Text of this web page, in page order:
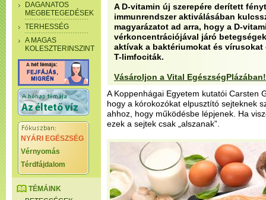
DAGANATOS
MEGBETEGEDÉSEK
TERHESSÉG
A MAGAS
KOLESZTERINSZINT
NYÁRI EGÉSZSÉG
Vérnyomás
Térdfájdalom
TÉMÁINK
A D-vitamin új szerepére derített
immunrendszer aktiválásában
magyarázatot ad arra, hogy a D-
vérkoncentrációjával járó
aktívak a baktériumokat és
T-limfociták.
Vásároljon a Vital EgészségPlázában!
A Koppenhágai Egyetem kutatói Carsten
hogy a kórokozókat elpusztító sejteknek
ahhoz, hogy működésbe lépjenek. Ha
ezek a sejtek csak „alszanak”.